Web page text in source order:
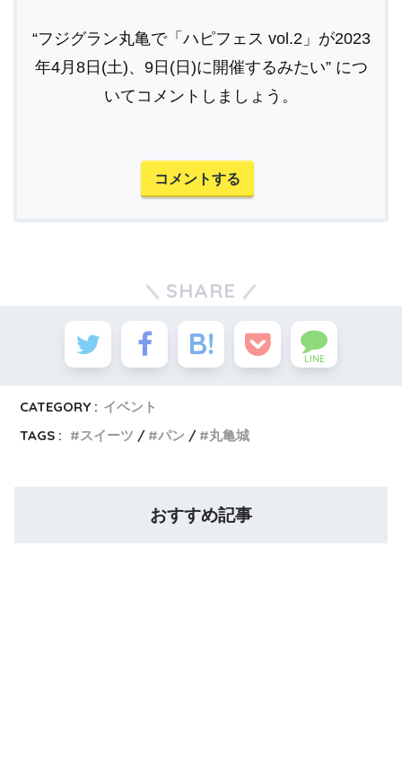
“フジグラン丸亀で「ハピフェス vol.2」が2023
年4月8日(土)、9日(日)に開催するみたい” につ
いてコメントしましょう。
コメントする
SHARE
LINE
CATEGORY : イベント
TAGS :
スイーツ パン 丸亀城
おすすめ記事